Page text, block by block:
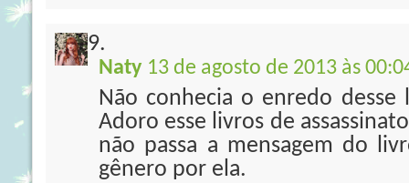
Naty 13 de agosto de 2013 às
Não conhecia o enredo desse
Adoro esse livros de
não passa a mensagem do
gênero por ela.